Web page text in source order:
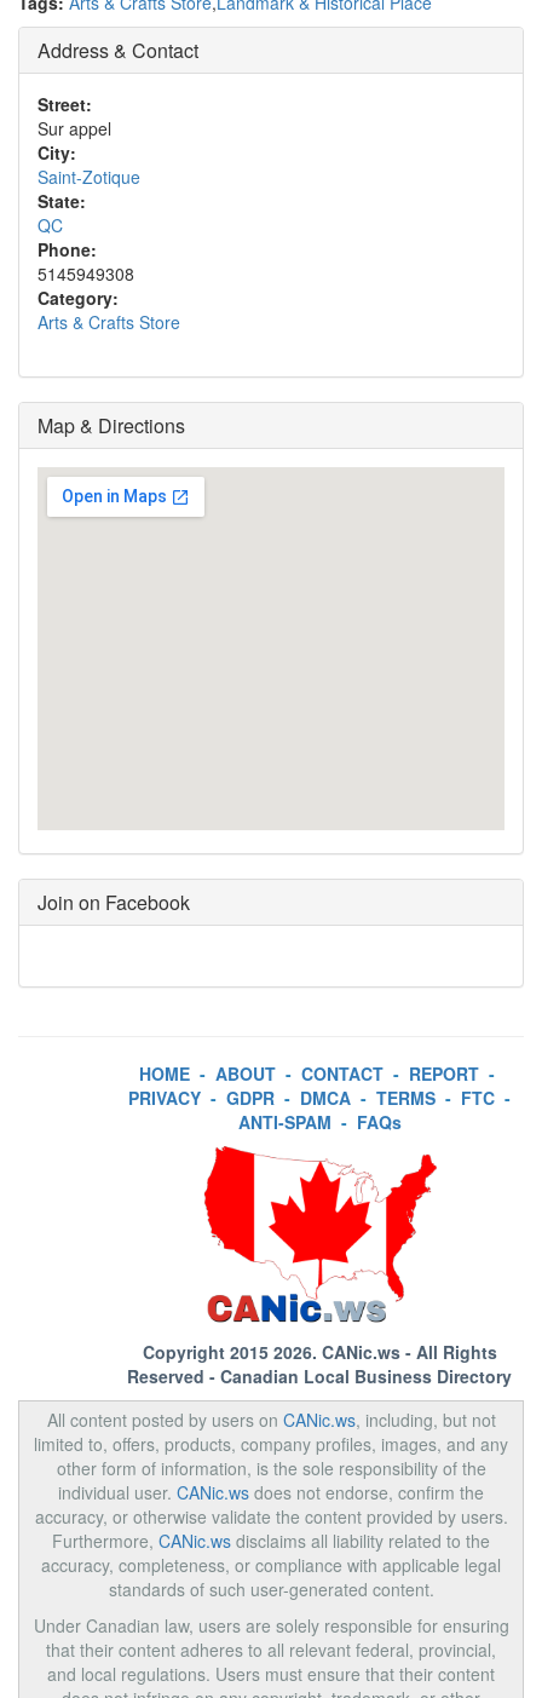
Address & Contact
Street:
Sur appel
City:
Saint-Zotique
State:
QC
Phone:
5145949308
Category:
Arts & Crafts Store
Map & Directions
Join on Facebook
HOME - ABOUT - CONTACT - REPORT -
PRIVACY - GDPR - DMCA - TERMS - FTC -
ANTI-SPAM - FAQs
Copyright 2015 2026. CANic.ws- All Rights
Reserved - Canadian Local Business Directory
All content posted by users on CANic.ws, including, but not
limited to, offers, products, company profiles, images, and any
other form of information, is the sole responsibility of the
individual user. CANic.ws does not endorse, confirm the
accuracy, or otherwise validate the content provided by users.
Furthermore, CANic.ws disclaims all liability related to the
accuracy, completeness, or compliance with applicable legal
standards of such user-generated content.
Under Canadian law, users are solely responsible for ensuring
that their content adheres to all relevant federal, provincial,
and local regulations. Users must ensure that their content